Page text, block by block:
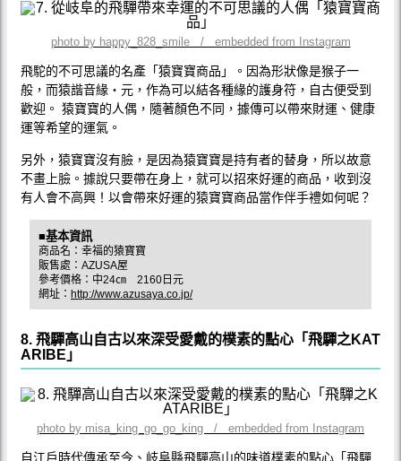
photo by happy_828_smile / embedded from Instagram
飛駝的不可思議的名產「猿寶寶商品」。因為形狀像是猴子一
般，而猿諧音緣・元，作為可以結各種緣的護身符，自古便受到
歡迎。 猿寶寶的人偶，隨著顏色不同，據傳可以帶來財運、健康
運等希望的運氣。
另外，猿寶寶沒有臉，是因為猿寶寶是持有者的替身，所以故意
不畫上臉。據說只要帶在身上，就可以招來好運的商品，收到沒
有人會不高興！以會帶來好運的猿寶寶商品當作伴手禮如何呢？
■基本資訊
商品名：幸福的猿寶寶
販售處：AZUSA屋
參考價格：中24㎝ 2160日元
網址： http://www.azusaya.co.jp/
8. 飛驒高山自古以來深受愛戴的樸素的點心「飛驒之KAT
ARIBE」
photo by misa_king_go_go_king / embedded from Instagram
自江戶時代傳承至今、岐阜縣飛驒高山的味道樸素的點心「飛驒